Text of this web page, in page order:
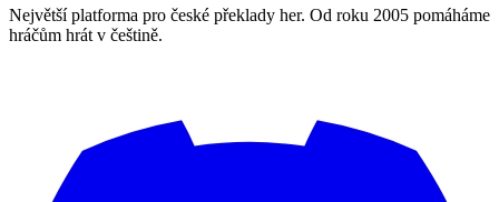
Největší platforma pro české překlady her. Od roku 2005 pomáháme
hráčům hrát v češtině.